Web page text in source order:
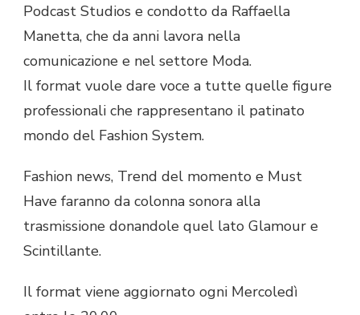
Podcast Studios e condotto da Raffaella
Manetta, che da anni lavora nella
comunicazione e nel settore Moda.
Il format vuole dare voce a tutte quelle figure
professionali che rappresentano il patinato
mondo del Fashion System.
Fashion news, Trend del momento e Must
Have faranno da colonna sonora alla
trasmissione donandole quel lato Glamour e
Scintillante.
Il format viene aggiornato ogni Mercoledì